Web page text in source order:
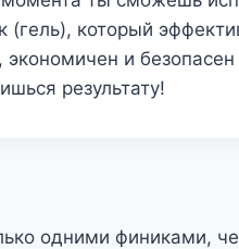
(гель), который
и
результату!
одними финиками,